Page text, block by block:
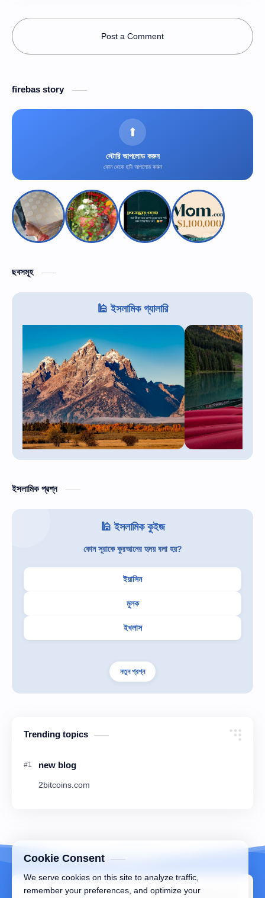
Post a Comment
firebas story
⬆
স্টোরি আপলোড করুন
ফোন থেকে ছবি আপলোড করুন
ছবসমূহ
🕌 ইসলামিক গ্যালারি
ইসলামিক প্রশ্ন
🕌 ইসলামিক কুইজ
কোন সূরাকে কুরআনের হৃদয় বলা হয়?
ইয়াসিন
মুলক
ইখলাস
নতুন প্রশ্ন
Trending topics
new blog
2bitcoins.com
© viwahaya.com
Cookie Consent
We serve cookies on this site to analyze traffic,
remember your preferences, and optimize your